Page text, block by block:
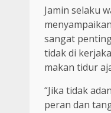
Jamin selaku
sangat
tidak di
makan tidur
“Jika tidak
peran dan